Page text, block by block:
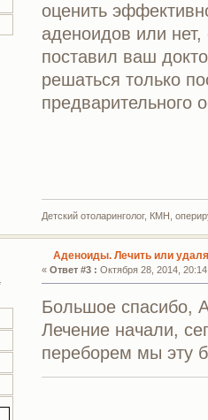
оценить
аденоидов или нет,
поставил ваш
решаться только
предварительного
Детский отоларинголог, КМН,
Аденоиды. Лечить или
«Ответ #3 : Октября 28, 2014,
Большое спасибо,
Лечение начали,
переборем мы эту